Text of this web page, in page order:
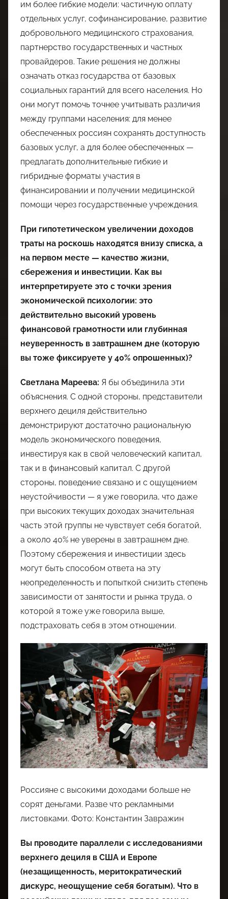
им более гибкие модели: частичную оплату
отдельных услуг, софинансирование, развитие
добровольного медицинского страхования,
партнерство государственных и частных
провайдеров. Такие решения не должны
означать отказ государства от базовых
социальных гарантий для всего населения. Но
они могут помочь точнее учитывать различия
между группами населения: для менее
обеспеченных россиян сохранять доступность
базовых услуг, а для более обеспеченных —
предлагать дополнительные гибкие и
гибридные форматы участия в
финансировании и получении медицинской
помощи через государственные учреждения.
При гипотетическом увеличении доходов
траты на роскошь находятся внизу списка, а
на первом месте — качество жизни,
сбережения и инвестиции. Как вы
интерпретируете это с точки зрения
экономической психологии: это
действительно высокий уровень
финансовой грамотности или глубинная
неуверенность в завтрашнем дне (которую
вы тоже фиксируете у 40% опрошенных)?
Светлана Мареева: Я бы объединила эти
объяснения. С одной стороны, представители
верхнего дециля действительно
демонстрируют достаточно рациональную
модель экономического поведения,
инвестируя как в свой человеческий капитал,
так и в финансовый капитал. С другой
стороны, поведение связано и с ощущением
неустойчивости — я уже говорила, что даже
при высоких текущих доходах значительная
часть этой группы не чувствует себя богатой,
а около 40% не уверены в завтрашнем дне.
Поэтому сбережения и инвестиции здесь
могут быть способом ответа на эту
неопределенность и попыткой снизить степень
зависимости от занятости и рынка труда, о
которой я тоже уже говорила выше,
подстраховать себя в этом отношении.
Россияне с высокими доходами больше не
сорят деньгами. Разве что рекламными
листовками. Фото: Константин Завражин
Вы проводите параллели с исследованиями
верхнего дециля в США и Европе
(незащищенность, меритократический
дискурс, неощущение себя богатым). Что в